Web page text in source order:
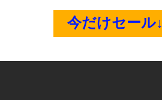
今だけセール↓